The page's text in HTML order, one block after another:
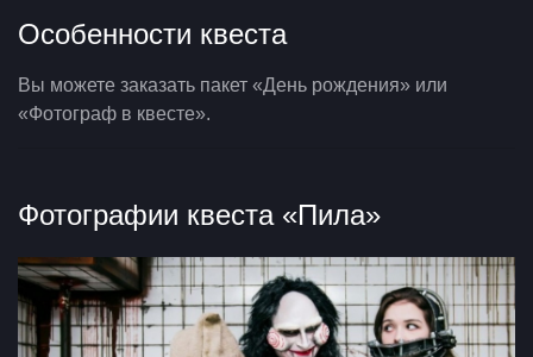
Особенности квеста
Вы можете заказать пакет «День рождения» или
«Фотограф в квесте».
Фотографии квеста «Пила»